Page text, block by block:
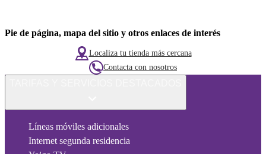
Pie de página, mapa del sitio y otros enlaces de interés
Localiza tu tienda más cercana
Contacta con nosotros
Líneas móviles adicionales
Internet segunda residencia